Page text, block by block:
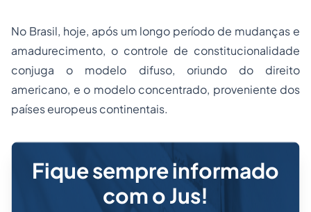
No Brasil, hoje, após um longo período de mudanças e
amadurecimento, o controle de constitucionalidade
conjuga o modelo difuso, oriundo do direito
americano, e o modelo concentrado, proveniente dos
países europeus continentais.
Fique sempre informado
com o Jus!